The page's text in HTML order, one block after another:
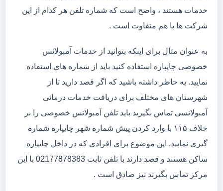
خدمات هستند ، واضح است که شماره تلفن هر کدام از این
شرکت ها با هم متفاوت است .
به عنوان مثال برای اینکه بتوانید از خدمات آمبولانس
خصوصی چایپاره استفاده کنید باید از شماره های استفاده
نمایید. به خاطر داشته باشید که اگر قصد دارید تا از
شهرستان های مختلف برای دریافت خدمات درمانی
آمبولانسی تماس بگیرید باید تلفن آمبولانس خصوصی را بر
خلاف ۱۱۵ با وارد کردن پیش شماره شهر چایپاره شماره
گیری نمایید. این موضوع برای افرادی که در داخل چایپاره
ساکن هستند و قصد دارند با تلفن ثابت 02177878383 با این
مرکز تماس بگیرند نیز صادق است .